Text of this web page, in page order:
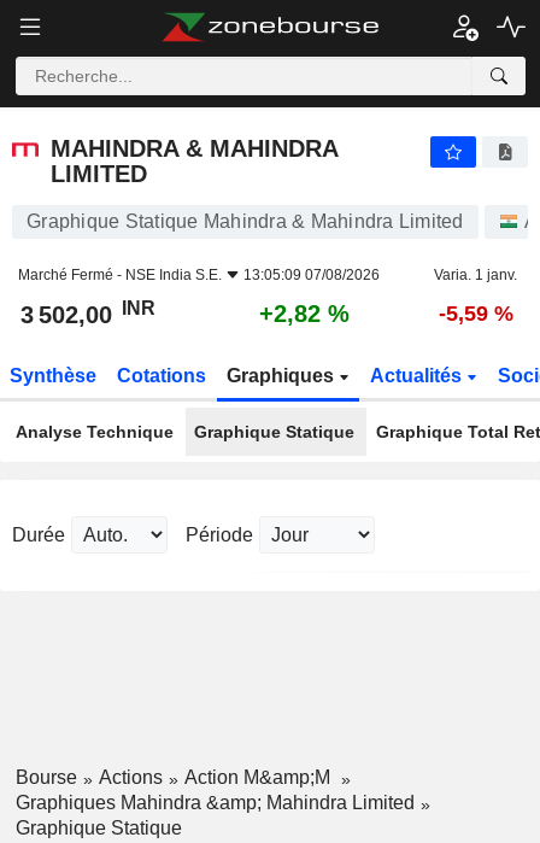
MAHINDRA & MAHINDRA
LIMITED
Graphique Statique Mahindra & Mahindra Limited
Marché Fermé - NSE India S.E. 13:05:09 07/08/2026 Varia. 1 janv.
3 502,00 INR +2,82 % -5,59 %
Synthèse Cotations Graphiques Actualités
Analyse Technique Graphique Statique Graphique Total
Durée Période
Bourse Actions
Action M&amp;M
Graphiques Mahindra &amp; Mahindra Limited
Graphique Statique